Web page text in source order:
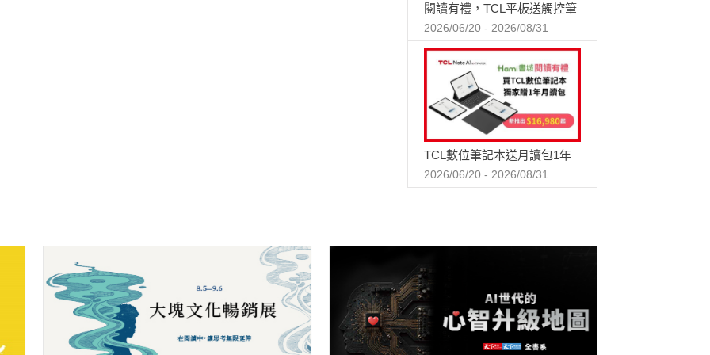
閱讀有禮，TCL平板送觸控筆
2026/06/20 - 2026/08/31
TCL數位筆記本送月讀包1年
2026/06/20 - 2026/08/31